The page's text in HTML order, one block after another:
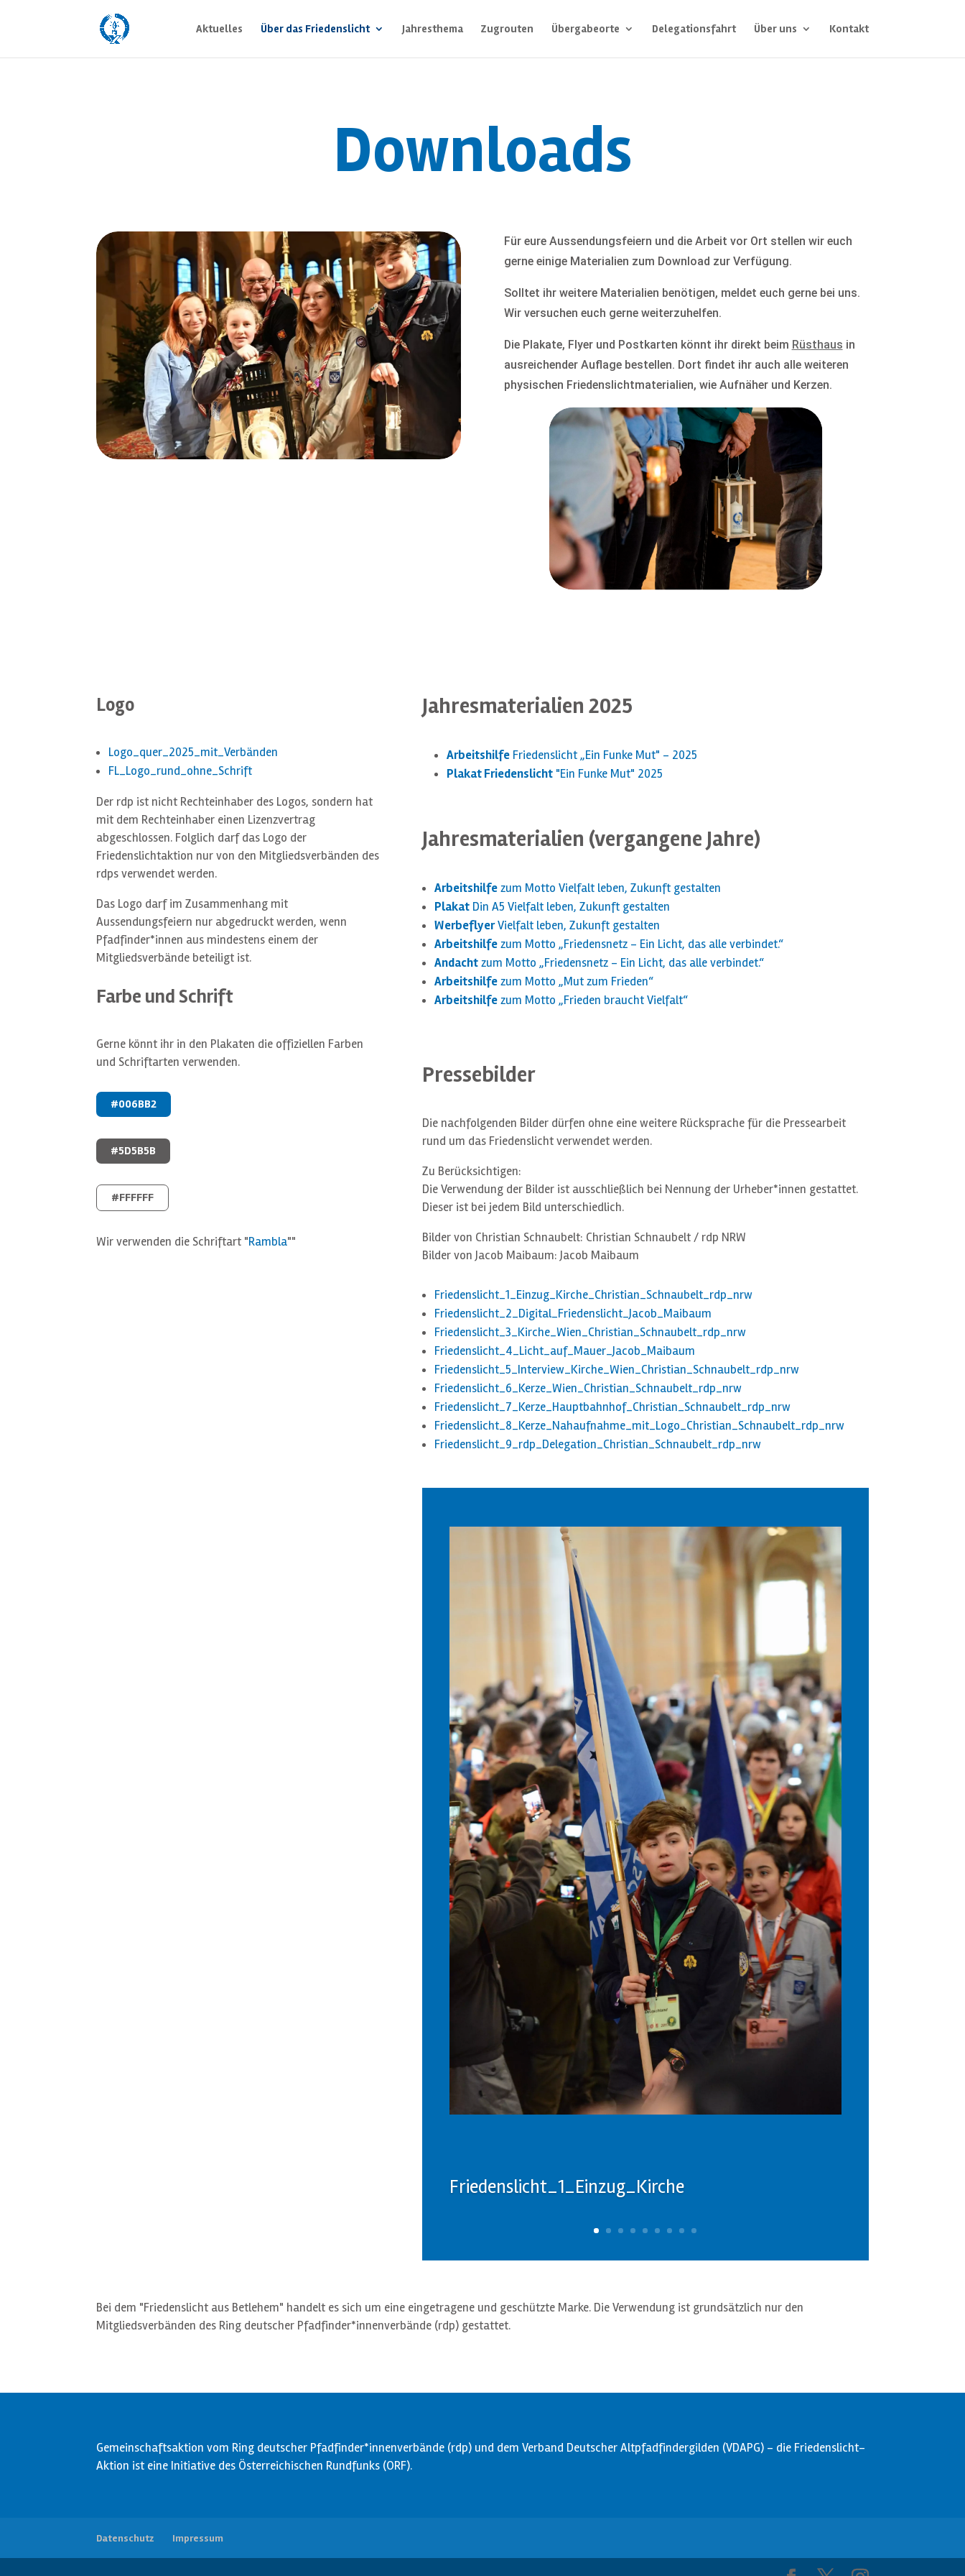
Aktuelles Über das Friedenslicht Jahresthema Zugrouten Übergabeorte Delegationsfahrt Über uns Kontakt
Downloads
Für eure Aussendungsfeiern und die Arbeit vor Ort stellen wir euch
gerne einige Materialien zum Download zur Verfügung.
Solltet ihr weitere Materialien benötigen, meldet euch gerne bei uns.
Wir versuchen euch gerne weiterzuhelfen.
Die Plakate, Flyer und Postkarten könnt ihr direkt beim Rüsthaus in
ausreichender Auflage bestellen. Dort findet ihr auch alle weiteren
physischen Friedenslichtmaterialien, wie Aufnäher und Kerzen.
Logo
Logo_quer_2025_mit_Verbänden
FL_Logo_rund_ohne_Schrift
Der rdp ist nicht Rechteinhaber des Logos, sondern hat
mit dem Rechteinhaber einen Lizenzvertrag
abgeschlossen. Folglich darf das Logo der
Friedenslichtaktion nur von den Mitgliedsverbänden des
rdps verwendet werden.
Das Logo darf im Zusammenhang mit
Aussendungsfeiern nur abgedruckt werden, wenn
Pfadfinder*innen aus mindestens einem der
Mitgliedsverbände beteiligt ist.
Farbe und Schrift
Gerne könnt ihr in den Plakaten die offiziellen Farben
und Schriftarten verwenden.
#006BB2
#5D5B5B
#FFFFFF
Wir verwenden die Schriftart "Rambla""
Jahresmaterialien 2025
Arbeitshilfe Friedenslicht „Ein Funke Mut" - 2025
Plakat Friedenslicht "Ein Funke Mut" 2025
Jahresmaterialien (vergangene Jahre)
Arbeitshilfezum Motto Vielfalt leben, Zukunft gestalten
Plakat Din A5 Vielfalt leben, Zukunft gestalten
WerbeflyerVielfalt leben, Zukunft gestalten
Arbeitshilfezum Motto „Friedensnetz – Ein Licht, das alle verbindet.“
Andachtzum Motto „Friedensnetz – Ein Licht, das alle verbindet.“
Arbeitshilfezum Motto „Mut zum Frieden“
Arbeitshilfezum Motto „Frieden braucht Vielfalt“
Pressebilder
Die nachfolgenden Bilder dürfen ohne eine weitere Rücksprache für die Pressearbeit
rund um das Friedenslicht verwendet werden.
Zu Berücksichtigen:
Die Verwendung der Bilder ist ausschließlich bei Nennung der Urheber*innen gestattet.
Dieser ist bei jedem Bild unterschiedlich.
Bilder von Christian Schnaubelt: Christian Schnaubelt / rdp NRW
Bilder von Jacob Maibaum: Jacob Maibaum
Friedenslicht_1_Einzug_Kirche_Christian_Schnaubelt_rdp_nrw
Friedenslicht_2_Digital_Friedenslicht_Jacob_Maibaum
Friedenslicht_3_Kirche_Wien_Christian_Schnaubelt_rdp_nrw
Friedenslicht_4_Licht_auf_Mauer_Jacob_Maibaum
Friedenslicht_5_Interview_Kirche_Wien_Christian_Schnaubelt_rdp_nrw
Friedenslicht_6_Kerze_Wien_Christian_Schnaubelt_rdp_nrw
Friedenslicht_7_Kerze_Hauptbahnhof_Christian_Schnaubelt_rdp_nrw
Friedenslicht_8_Kerze_Nahaufnahme_mit_Logo_Christian_Schnaubelt_rdp_nrw
Friedenslicht_9_rdp_Delegation_Christian_Schnaubelt_rdp_nrw
Friedenslicht_1_Einzug_Kirche
Bei dem "Friedenslicht aus Betlehem" handelt es sich um eine eingetragene und geschützte Marke. Die Verwendung ist grundsätzlich nur den
Mitgliedsverbänden des Ring deutscher Pfadfinder*innenverbände (rdp) gestattet.
Gemeinschaftsaktion vom Ring deutscher Pfadfinder*innenverbände (rdp) und dem Verband Deutscher Altpfadfindergilden (VDAPG) - die Friedenslicht-
Aktion ist eine Initiative des Österreichischen Rundfunks (ORF).
Datenschutz Impressum